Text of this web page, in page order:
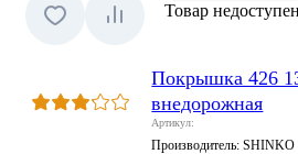
Товар
Покрышка 426
внедорожная
Артикул:
Производитель:SHINKO